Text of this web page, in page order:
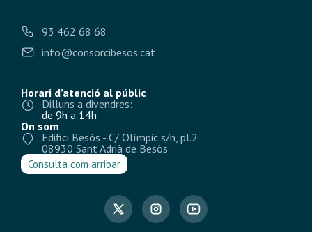
93 462 68 68
info@consorcibesos.cat
Horari d’atenció al públic
Dilluns a divendres:
de 9h a 14h
On som
Edifici Besòs - C/ Olímpic s/n, pl.2
08930 Sant Adrià de Besòs
Consulta com arribar